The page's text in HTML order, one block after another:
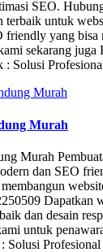
SEO.
terbaik untuk
friendly yang bisa
sekarang juga
: Solusi
Murah
Murah
dan SEO
Dapatkan
dan desain
untuk
Solusi